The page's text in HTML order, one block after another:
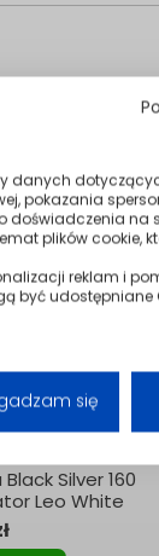
danych
pokazania
doświadczenia na
plików cookie,
reklam i
być udostępniane
się
Silver 160
Leo White